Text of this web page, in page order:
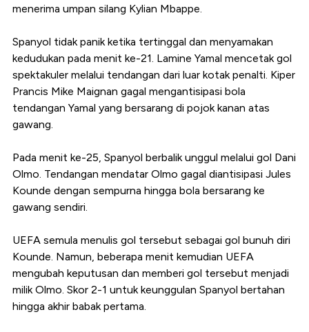
menerima umpan silang Kylian Mbappe.
Spanyol tidak panik ketika tertinggal dan menyamakan
kedudukan pada menit ke-21. Lamine Yamal mencetak gol
spektakuler melalui tendangan dari luar kotak penalti. Kiper
Prancis Mike Maignan gagal mengantisipasi bola
tendangan Yamal yang bersarang di pojok kanan atas
gawang.
Pada menit ke-25, Spanyol berbalik unggul melalui gol Dani
Olmo. Tendangan mendatar Olmo gagal diantisipasi Jules
Kounde dengan sempurna hingga bola bersarang ke
gawang sendiri.
UEFA semula menulis gol tersebut sebagai gol bunuh diri
Kounde. Namun, beberapa menit kemudian UEFA
mengubah keputusan dan memberi gol tersebut menjadi
milik Olmo. Skor 2-1 untuk keunggulan Spanyol bertahan
hingga akhir babak pertama.